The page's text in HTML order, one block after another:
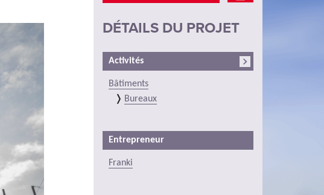
DÉTAILS DU PROJET
Activités
Bâtiments
Bureaux
Entrepreneur
Franki